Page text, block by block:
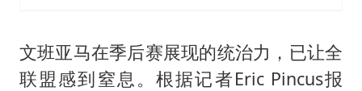
文班亚马在季后赛展现的统治力，已让全
联盟感到窒息。根据记者Eric Pincus报